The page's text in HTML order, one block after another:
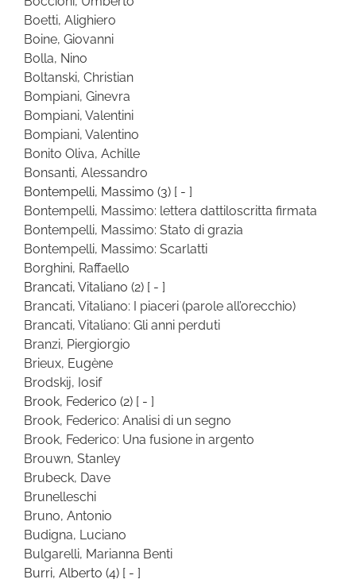
Boetti, Alighiero
Boine, Giovanni
Bolla, Nino
Boltanski, Christian
Bompiani, Ginevra
Bompiani, Valentini
Bompiani, Valentino
Bonito Oliva, Achille
Bonsanti, Alessandro
Bontempelli, Massimo (3) [ - ]
Bontempelli, Massimo: lettera dattiloscritta firmata
Bontempelli, Massimo: Stato di grazia
Bontempelli, Massimo: Scarlatti
Borghini, Raffaello
Brancati, Vitaliano (2) [ - ]
Brancati, Vitaliano: I piaceri (parole all’orecchio)
Brancati, Vitaliano: Gli anni perduti
Branzi, Piergiorgio
Brieux, Eugène
Brodskij, Iosif
Brook, Federico (2) [ - ]
Brook, Federico: Analisi di un segno
Brook, Federico: Una fusione in argento
Brouwn, Stanley
Brubeck, Dave
Brunelleschi
Bruno, Antonio
Budigna, Luciano
Bulgarelli, Marianna Benti
Burri, Alberto (4) [ - ]